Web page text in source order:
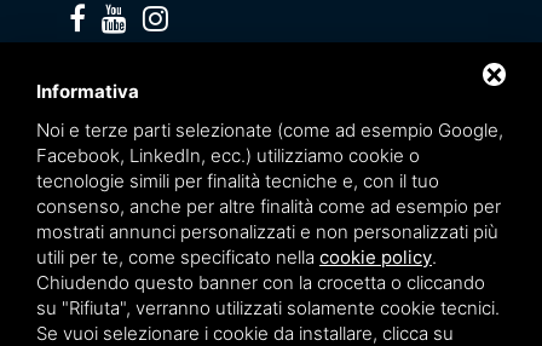
Informativa
Noi e terze parti selezionate (come ad esempio Google,
Facebook, LinkedIn, ecc.) utilizziamo cookie o
tecnologie simili per finalità tecniche e, con il tuo
consenso, anche per altre finalità come ad esempio per
mostrati annunci personalizzati e non personalizzati più
utili per te, come specificato nella cookie policy.
Chiudendo questo banner con la crocetta o cliccando
su "Rifiuta", verranno utilizzati solamente cookie tecnici.
Se vuoi selezionare i cookie da installare, clicca su